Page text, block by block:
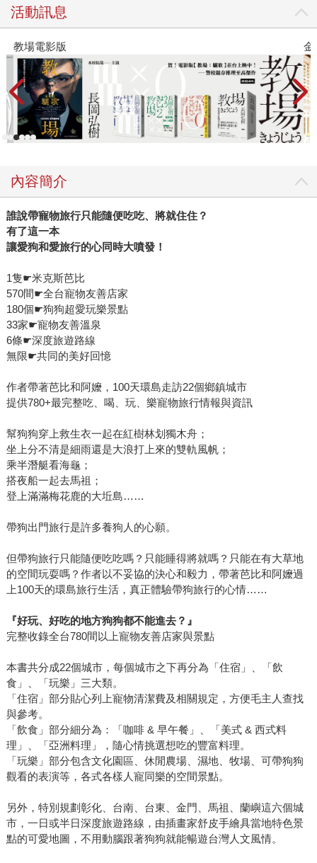
活動訊息
教場電影版 金
內容簡介
誰說帶寵物旅行只能隨便吃吃、將就住住？
有了這一本
讓愛狗和愛旅行的心同時大噴發！
1隻☛米克斯芭比
570間☛全台寵物友善店家
180個☛狗狗超愛玩樂景點
33家☛寵物友善溫泉
6條☛深度旅遊路線
無限☛共同的美好回憶
作者帶著芭比和阿嬤，100天環島走訪22個鄉鎮城市
提供780+最完整吃、喝、玩、樂寵物旅行情報與資訊
幫狗狗穿上救生衣一起在紅樹林划獨木舟；
坐上分不清是細雨還是大浪打上來的雙軌風帆；
乘半潛艇看海龜；
搭夜船一起去馬祖；
登上滿滿梅花鹿的大坵島……
帶狗出門旅行是許多養狗人的心願。
但帶狗旅行只能隨便吃吃嗎？只能睡得將就嗎？只能在有大草地
的空間玩耍嗎？作者以不妥協的決心和毅力，帶著芭比和阿嬤過
上100天的環島旅行生活，真正體驗帶狗旅行的心情……
『好玩、好吃的地方狗狗都不能進去？』
完整收錄全台780間以上寵物友善店家與景點
本書共分成22個城市，每個城市之下再分為「住宿」、「飲
食」、「玩樂」三大類。
「住宿」部分貼心列上寵物清潔費及相關規定，方便毛主人查找
與參考。
「飲食」部分細分為：「咖啡 & 早午餐」、「美式 & 西式料
理」、「亞洲料理」，隨心情挑選想吃的豐富料理。
「玩樂」部分包含文化園區、休閒農場、濕地、牧場、可帶狗狗
觀看的表演等，各式各樣人寵同樂的空間景點。
另外，特別規劃彰化、台南、台東、金門、馬祖、蘭嶼這六個城
市，一日或半日深度旅遊路線，由插畫家舒皮手繪具當地特色景
點的可愛地圖，不用動腦跟著狗狗就能暢遊台灣人文風情。